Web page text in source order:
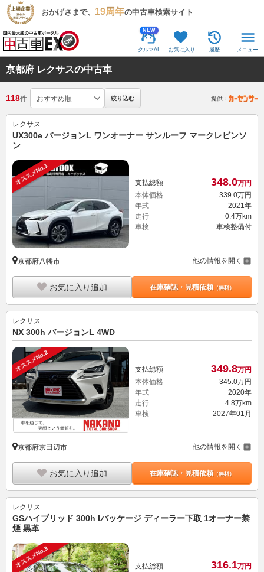
おかげさまで、 19周年の中古車検索サイト
NEW
クルマAI お気に入り 履歴 メニュー
京都府 レクサスの中古車
118件 絞り込む 提供：
レクサス
UX300e バージョンL ワンオーナー サンルーフ マークレビンソ
ン
オススメNo.1 支払総額 348.0万円
本体価格
339.0万円
年式
2021年
走行
0.4万km
車検
車検整備付
京都府八幡市 他の情報を開く
お気に入り追加 在庫確認・見積依頼（無料）
レクサス
NX 300h バージョンL 4WD
オススメNo.2 支払総額 349.8万円
本体価格
345. 0万円
年式
2020年
走行
4.8万km
車検
2027年01月
京都府京田辺市 他の情報を開く
お気に入り追加 在庫確認・見積依頼（無料）
レクサス
GSハイブリッド 300h Iパッケージ ディーラー下取 1オーナー禁
煙 黒革
オススメNo.3 支払総額 316.1万円